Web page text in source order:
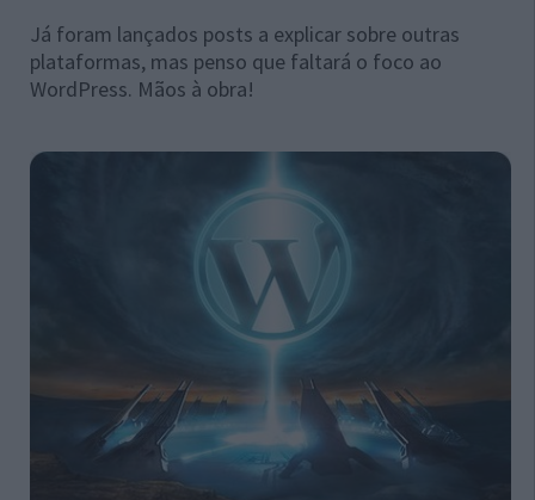
Já foram lançados posts a explicar sobre outras
plataformas, mas penso que faltará o foco ao
WordPress. Mãos à obra!